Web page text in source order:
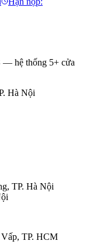
— hệ thống 5+ cửa
Hà Nội
TP. Hà Nội
TP. HCM